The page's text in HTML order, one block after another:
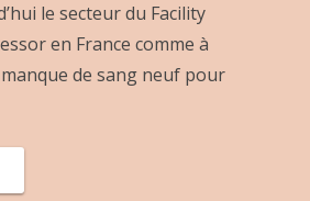
le secteur du Facility
en France comme à
de sang neuf pour